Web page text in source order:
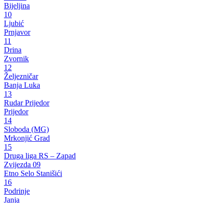
Bijeljina
10
Ljubić
Prnjavor
11
Drina
Zvornik
12
Željezničar
Banja Luka
13
Rudar Prijedor
Prijedor
14
Sloboda (MG)
Mrkonjić Grad
15
Druga liga RS – Zapad
Zvijezda 09
Etno Selo Stanišići
16
Podrinje
Janja